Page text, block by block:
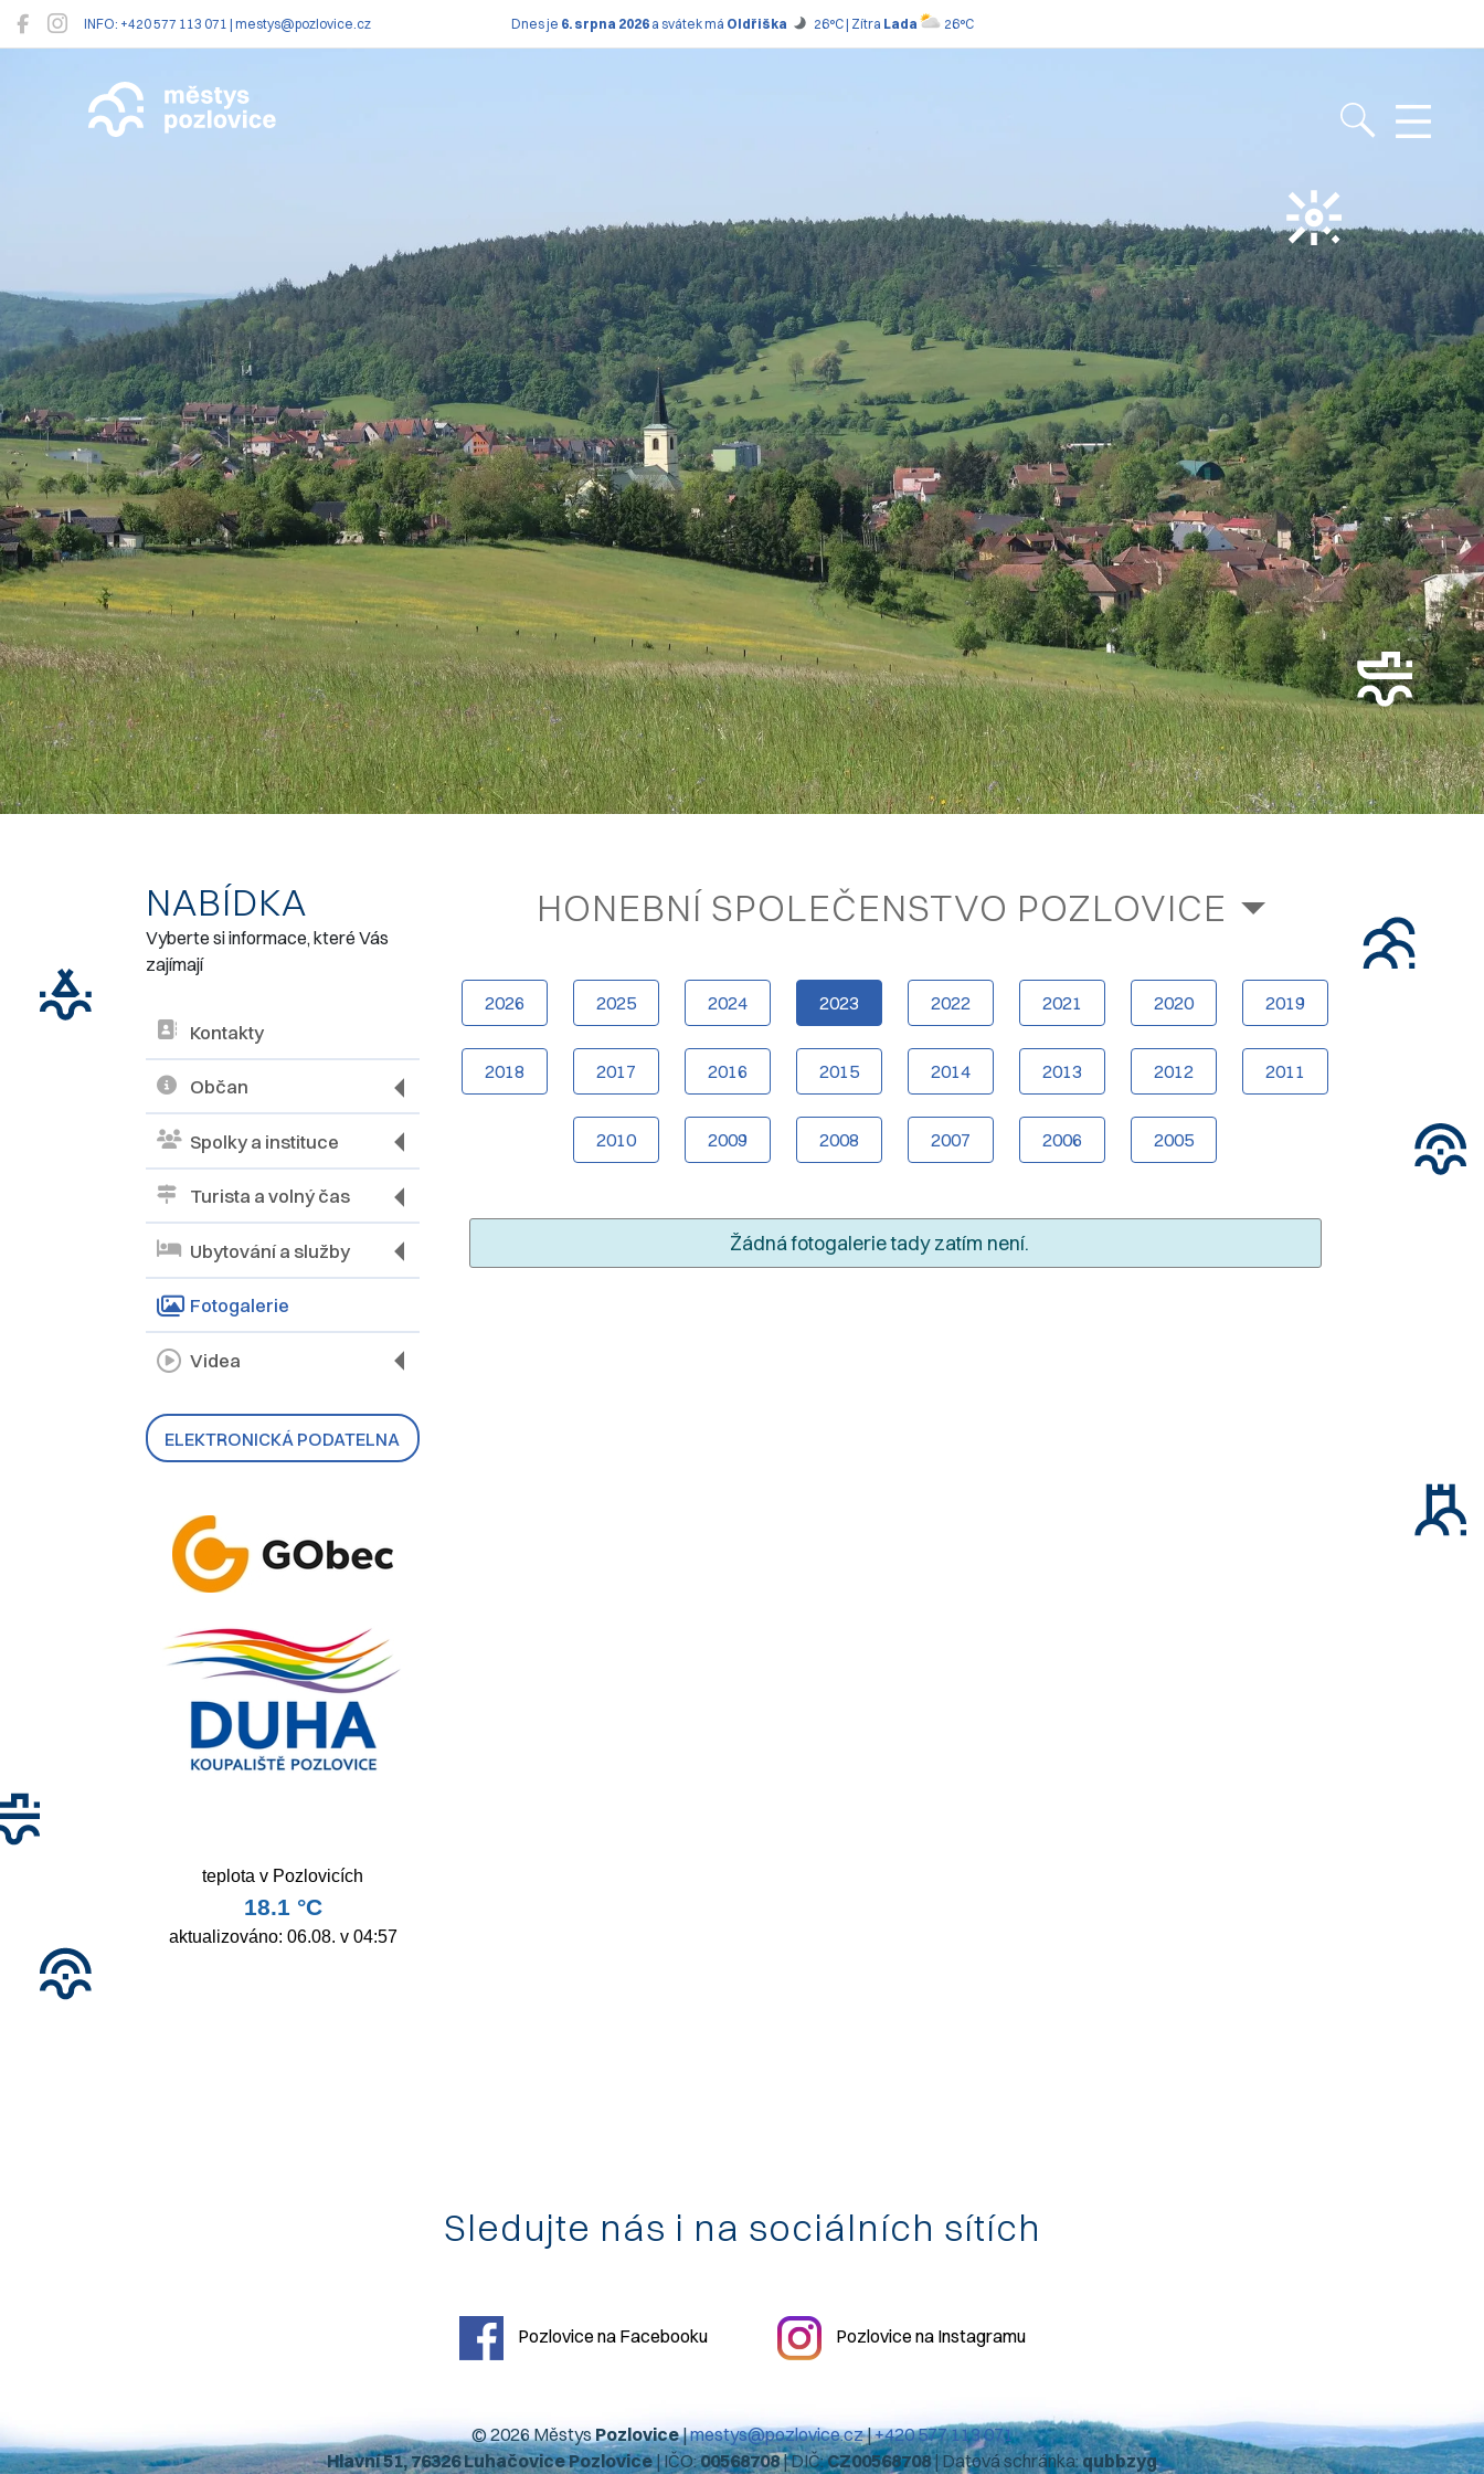
INFO: +420 577 113 071 | mestys@pozlovice.cz Dnes je 6. srpna 2026a svátek má Oldřiška 26°C | Zítra Lada 26°C
Pozlovice
NABÍDKA
Vyberte si informace, které Vás
zajímají
Kontakty
Občan
Spolky a instituce
Turista a volný čas
Ubytování a služby
Fotogalerie
Videa
ELEKTRONICKÁ PODATELNA
HONEBNÍ SPOLEČENSTVO POZLOVICE
2026 2025 2024 2023 2022 2021 2020 2019
2018 2017 2016 2015 2014 2013 2012 2011
2010 2009 2008 2007 2006 2005
Žádná fotogalerie tady zatím není.
Sledujte nás i na sociálních sítích
Pozlovice na Facebooku Pozlovice na Instagramu
© 2026 MěstysPozlovice|mestys@pozlovice.cz|+420 577 113 071
Hlavní 51, 76326 Luhačovice Pozlovice| IČO:00568708| DIČ:CZ00568708| Datová schránka:qubbzyg